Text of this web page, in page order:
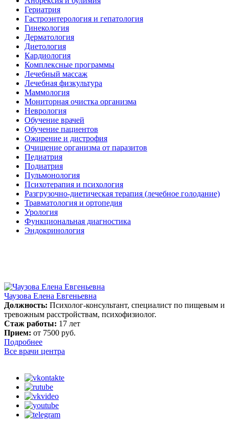
Гериатрия
Гастроэнтерология и гепатология
Гинекология
Дерматология
Диетология
Кардиология
Комплексные программы
Лечебный массаж
Лечебная физкультура
Маммология
Мониторная очистка организма
Неврология
Обучение врачей
Обучение пациентов
Ожирение и дистрофия
Очищение организма от паразитов
Педиатрия
Подиатрия
Пульмонология
Психотерапия и психология
Разгрузочно-диетическая терапия (лечебное голодание)
Травматология и ортопедия
Урология
Функциональная диагностика
Эндокринология
Чаузова Елена Евгеньевна
Должность: Психолог-консультант, специалист по пищевым и
тревожным расстройствам, психофизиолог.
Стаж работы: 17 лет
Прием: от 7500 руб.
Подробнее
Все врачи центра